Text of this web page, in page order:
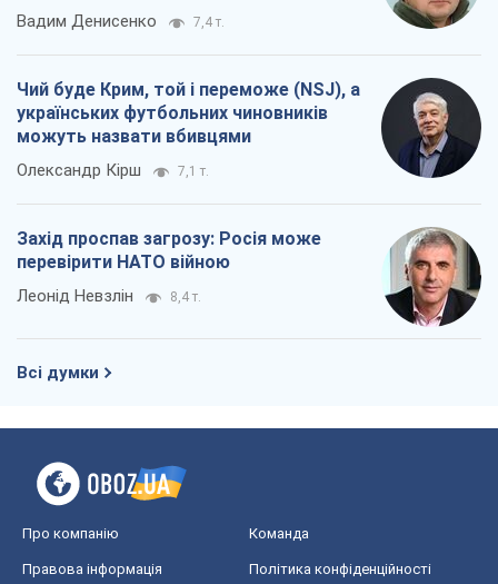
Вадим Денисенко 7,4 т.
Чий буде Крим, той і переможе (NSJ), а
українських футбольних чиновників
можуть назвати вбивцями
Олександр Кірш 7,1 т.
Захід проспав загрозу: Росія може
перевірити НАТО війною
Леонід Невзлін 8,4 т.
Всі думки
Про компанію Команда
Правова інформація Політика конфіденційності